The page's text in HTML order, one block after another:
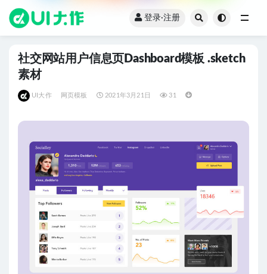
登录·注册
社交网站用户信息页Dashboard模板 .sketch
素材
UI大作 网页模板 2021年3月21日 31